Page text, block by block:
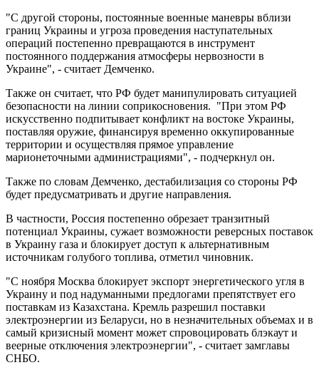
"С другой стороны, постоянные военные маневры вблизи
границ Украины и угроза проведения наступательных
операций постепенно превращаются в инструмент
постоянного поддержания атмосферы нервозности в
Украине", - считает Демченко.
Также он считает, что РФ будет манипулировать ситуацией
безопасности на линии соприкосновения. "При этом РФ
искусственно подпитывает конфликт на востоке Украины,
поставляя оружие, финансируя временно оккупированные
территории и осуществляя прямое управление
марионеточными администрациями", - подчеркнул он.
Также по словам Демченко, дестабилизация со стороны РФ
будет предусматривать и другие направления.
В частности, Россия постепенно обрезает транзитный
потенциал Украины, сужает возможности реверсных поставок
в Украину газа и блокирует доступ к альтернативным
источникам голубого топлива, отметил чиновник.
"С ноября Москва блокирует экспорт энергетического угля в
Украину и под надуманными предлогами препятствует его
поставкам из Казахстана. Кремль разрешил поставки
электроэнергии из Беларуси, но в незначительных объемах и в
самый кризисный момент может спровоцировать блэкаут и
веерные отключения электроэнергии", - считает замглавы
СНБО.